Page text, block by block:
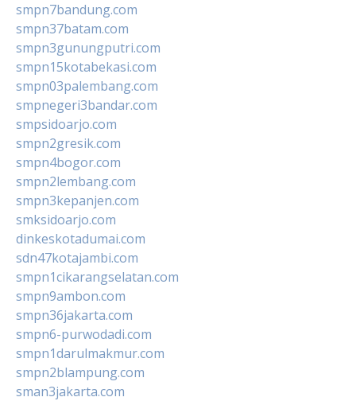
smpn7bandung.com
smpn37batam.com
smpn3gunungputri.com
smpn15kotabekasi.com
smpn03palembang.com
smpnegeri3bandar.com
smpsidoarjo.com
smpn2gresik.com
smpn4bogor.com
smpn2lembang.com
smpn3kepanjen.com
smksidoarjo.com
dinkeskotadumai.com
sdn47kotajambi.com
smpn1cikarangselatan.com
smpn9ambon.com
smpn36jakarta.com
smpn6-purwodadi.com
smpn1darulmakmur.com
smpn2blampung.com
sman3jakarta.com